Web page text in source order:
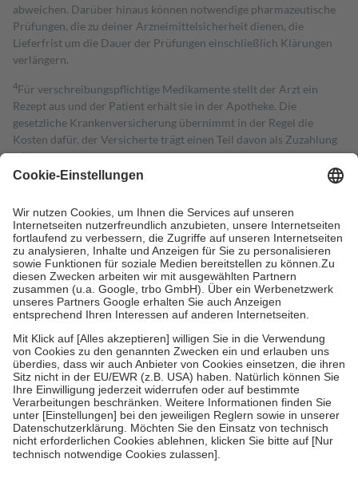
abweichen. Darüber hinaus können notwendige pharmazeutische
Prüfungen, die zu deiner Arzneimittelsicherheit dienen, die
Lieferfrist um die Dauer der Prüfungen einschließlich Klärungen
verlängern.
4Für verschreibungspflichtige Medikamente stellt der Arzt ein
Rezept aus und der Patient erhält sie in der Apotheke. Die
gesetzliche Krankenversicherung übernimmt in der Regel die
Kosten dafür, der Versicherte trägt einen Teil davon als Zuzahlung
mit.
Grundsätzlich leisten Mitglieder Zuzahlungen in Höhe von zehn
höchstens zehn Euro.
Es sind jedoch nie mehr als die tatsächlichen
Kosten der Leistung zu entrichten.
Diese Regeln gelten grundsätzlich auch für Online-Apotheken.
Bei Heilmitteln und häuslicher Krankenpflege beträgt die
Zuzahlung zehn Prozent der Kosten sowie zehn Euro je
Verordnung.
Um das Engagement der Versicherten für ihre eigene Gesundheit zu
stärken und die besondere Stellung der Familie zu unterstützen,
fallenkeine Zuzahlungenan bei:
• Kindern und Jugendlichen bis zum vollendeten 18. Lebensjahr
mit Ausnahme der Fahrkosten
• Untersuchungen zur Vorsorge und Früherkennung, die von der
GKV getragen werden
• empfohlenen Schutzimpfungen
• Harn- und Blutteststreifen